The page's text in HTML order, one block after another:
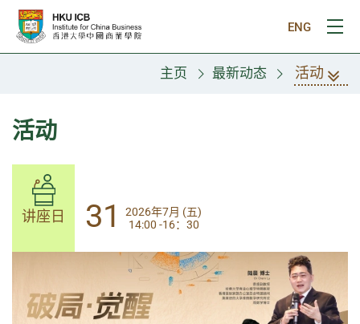
跳往主要内容
ENG
打
主页 最新动态 活动
活动
讲座日 31
2026年7月 (五)
14:00-17:30
讲座日 31
2026年7月 (五)
14:00 -16：30